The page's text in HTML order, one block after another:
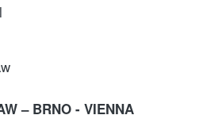
– BRNO - VIENNA